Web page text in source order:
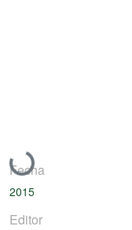
Cargando...
Fecha
2015
Editor